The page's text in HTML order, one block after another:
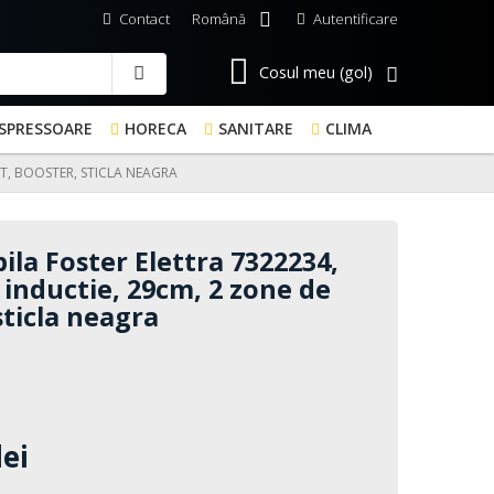
Autentificare
Română
Contact
Cosul meu (gol)
HORECA SANITARE CLIMA
BOOSTER, STICLA NEAGRA
Foster Elettra 7322234,
29cm, 2 zone de
neagra